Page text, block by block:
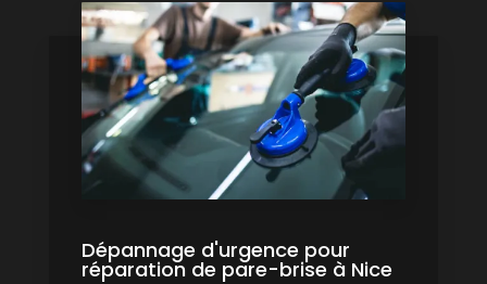
Dépannage d'urgence pour
réparation de pare-brise à Nice